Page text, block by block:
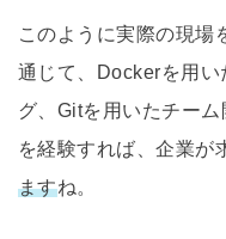
このように実際の現場
通じて、Dockerを用
グ、Gitを用いたチー
を経験すれば、企業が
ますね。